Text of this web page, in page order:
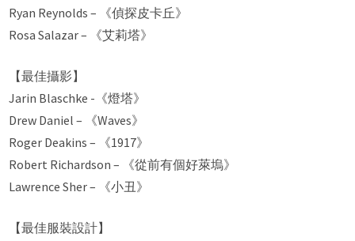
Ryan Reynolds – 《偵探皮卡丘》
Rosa Salazar – 《艾莉塔》
【最佳攝影】
Jarin Blaschke -《燈塔》
Drew Daniel – 《Waves》
Roger Deakins – 《1917》
Robert Richardson – 《從前有個好萊塢》
Lawrence Sher – 《小丑》
【最佳服裝設計】